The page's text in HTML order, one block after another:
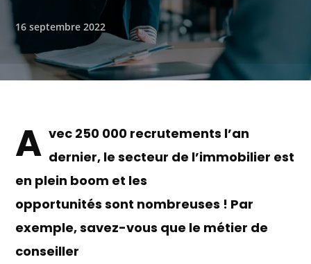
16 septembre 2022
A vec 250 000 recrutements l’an
dernier, le secteur de l’immobilier est
en plein boom et les
opportunités sont nombreuses ! Par
exemple, savez-vous que le métier de
conseiller